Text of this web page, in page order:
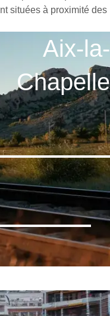
situées à proximité des
Aix-la-
Chapelle